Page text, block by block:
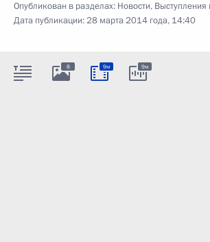
Опубликован в разделах: Новости,
Дата публикации:28 марта 2014 года, 14:40
8 9м 9м